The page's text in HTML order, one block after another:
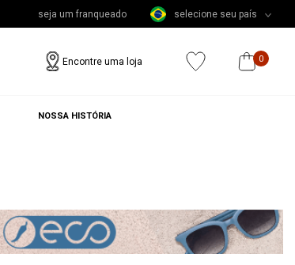
seja um franqueado selecione seu país
Encontre uma loja 0
NOSSA HISTÓRIA